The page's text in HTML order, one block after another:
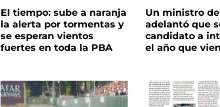
El tiempo: sube a naranja
la alerta por tormentas y
se esperan vientos
fuertes en toda la PBA
Un ministro
adelantó que
candidato a
el año que